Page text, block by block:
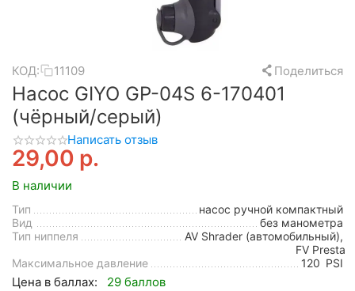
КОД: 11109 Поделиться
Насос GIYO GP-04S 6-170401
(чёрный/серый)
Написать отзыв
29,00 р.
В наличии
Тип
насос ручной компактный
Вид
без манометра
Тип ниппеля
AV Shrader (автомобильный),
FV Presta
Максимальное давление
120 PSI
Цена в баллах:
29 баллов